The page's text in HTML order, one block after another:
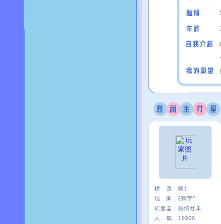
標 題： 嗨1
玩 家： ξ鸋芐°
伺服器： 熱情牡羊
人 氣： 16906